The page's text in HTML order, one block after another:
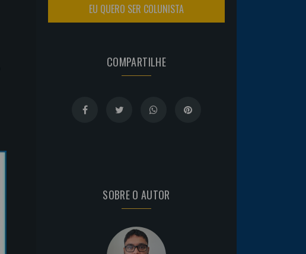
EU QUERO SER COLUNISTA
COMPARTILHE
SOBRE O AUTOR